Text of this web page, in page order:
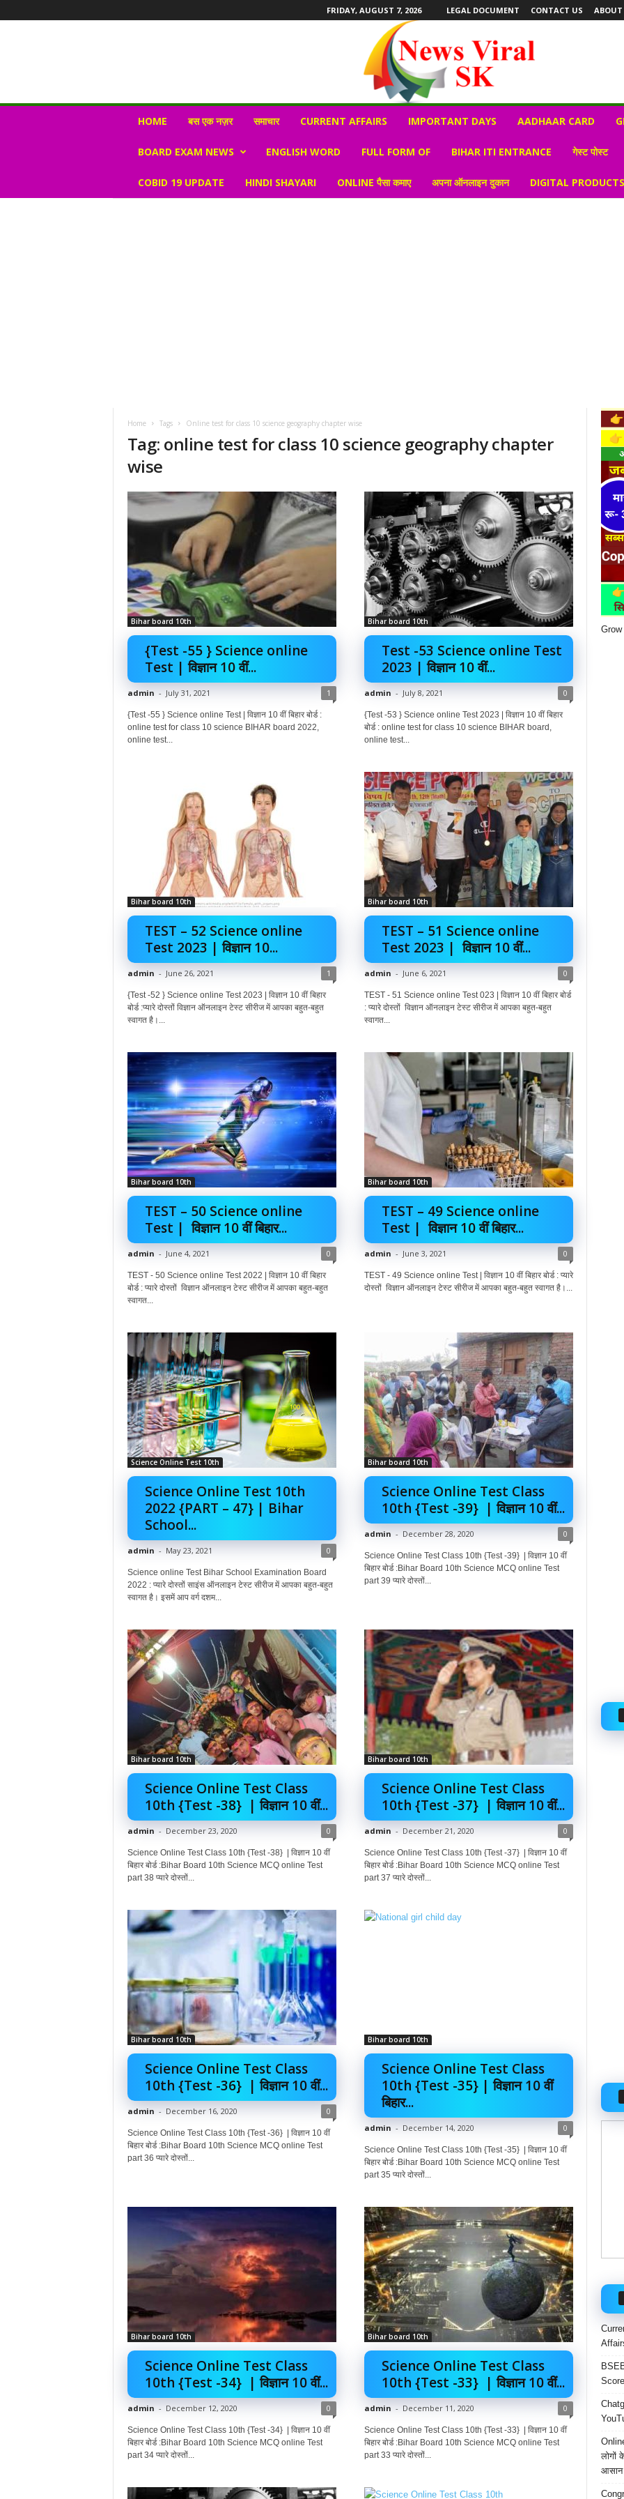
FRIDAY, AUGUST 7, 2026 LEGAL DOCUMENT CONTACT US ABOUT
r
HOME बस एक नज़र समाचार CURRENT AFFAIRS IMPORTANT DAYS AADHAAR CARD
BOARD EXAM NEWS ENGLISH WORD FULL FORM OF BIHAR ITI ENTRANCE गेस्ट पोस्ट
COBID 19 UPDATE HINDI SHAYARI ONLINE पैसा कमाए अपना ऑनलाइन दुकान DIGITAL
Home Tags Online test for class 10 science geography chapter wise
Tag: online test for class 10 science geography chapter
wise
Bihar board 10th
{Test -55 } Science online
Test | विज्ञान 10 वीं...
admin - July 31, 2021 1
{Test -55 } Science online Test | विज्ञान 10 वीं बिहार बोर्ड :
online test for class 10 science BIHAR board 2022,
online test...
Bihar board 10th
Test -53 Science online Test
2023 | विज्ञान 10 वीं...
admin - July 8, 2021 0
{Test -53 } Science online Test 2023 | विज्ञान 10 वीं बिहार
बोर्ड : online test for class 10 science BIHAR board,
online test...
Bihar board 10th
TEST – 52 Science online
Test 2023 | विज्ञान 10...
admin - June 26, 2021 1
{Test -52 } Science online Test 2023 | विज्ञान 10 वीं बिहार
बोर्ड :प्यारे दोस्तों विज्ञान ऑनलाइन टेस्ट सीरीज में आपका बहुत-बहुत
स्वागत है।...
Bihar board 10th
TEST – 51 Science online
Test 2023 | विज्ञान 10 वीं...
admin - June 6, 2021 0
TEST - 51 Science online Test 023 | विज्ञान 10 वीं बिहार बोर्ड
: प्यारे दोस्तों विज्ञान ऑनलाइन टेस्ट सीरीज में आपका बहुत-बहुत
स्वागत...
Bihar board 10th
TEST – 50 Science online
Test | विज्ञान 10 वीं बिहार...
admin - June 4, 2021 0
TEST - 50 Science online Test 2022 | विज्ञान 10 वीं बिहार
बोर्ड : प्यारे दोस्तों विज्ञान ऑनलाइन टेस्ट सीरीज में आपका बहुत-बहुत
स्वागत...
Bihar board 10th
TEST – 49 Science online
Test | विज्ञान 10 वीं बिहार...
admin - June 3, 2021 0
TEST - 49 Science online Test | विज्ञान 10 वीं बिहार बोर्ड : प्यारे
दोस्तों विज्ञान ऑनलाइन टेस्ट सीरीज में आपका बहुत-बहुत स्वागत है।...
Science Online Test 10th
Science Online Test 10th
2022 {PART – 47} | Bihar
School...
admin - May 23, 2021 0
Science online Test Bihar School Examination Board
2022 : प्यारे दोस्तों साइंस ऑनलाइन टेस्ट सीरीज में आपका बहुत-बहुत
स्वागत है। इसमें आप वर्ग दशम...
Bihar board 10th
Science Online Test Class
10th {Test -39} | विज्ञान 10 वीं...
admin - December 28, 2020 0
Science Online Test Class 10th {Test -39} | विज्ञान 10 वीं
बिहार बोर्ड :Bihar Board 10th Science MCQ online Test
part 39 प्यारे दोस्तों...
Bihar board 10th
Science Online Test Class
10th {Test -38} | विज्ञान 10 वीं...
admin - December 23, 2020 0
Science Online Test Class 10th {Test -38} | विज्ञान 10 वीं
बिहार बोर्ड :Bihar Board 10th Science MCQ online Test
part 38 प्यारे दोस्तों...
Bihar board 10th
Science Online Test Class
10th {Test -37} | विज्ञान 10 वीं...
admin - December 21, 2020 0
Science Online Test Class 10th {Test -37} | विज्ञान 10 वीं
बिहार बोर्ड :Bihar Board 10th Science MCQ online Test
part 37 प्यारे दोस्तों...
Bihar board 10th
Science Online Test Class
10th {Test -36} | विज्ञान 10 वीं...
admin - December 16, 2020 0
Science Online Test Class 10th {Test -36} | विज्ञान 10 वीं
बिहार बोर्ड :Bihar Board 10th Science MCQ online Test
part 36 प्यारे दोस्तों...
Bihar board 10th
Science Online Test Class
10th {Test -35} | विज्ञान 10 वीं
बिहार...
admin - December 14, 2020 0
Science Online Test Class 10th {Test -35} | विज्ञान 10 वीं
बिहार बोर्ड :Bihar Board 10th Science MCQ online Test
part 35 प्यारे दोस्तों...
Bihar board 10th
Science Online Test Class
10th {Test -34} | विज्ञान 10 वीं...
admin - December 12, 2020 0
Science Online Test Class 10th {Test -34} | विज्ञान 10 वीं
बिहार बोर्ड :Bihar Board 10th Science MCQ online Test
part 34 प्यारे दोस्तों...
Bihar board 10th
Science Online Test Class
10th {Test -33} | विज्ञान 10 वीं...
admin - December 11, 2020 0
Science Online Test Class 10th {Test -33} | विज्ञान 10 वीं
बिहार बोर्ड :Bihar Board 10th Science MCQ online Test
part 33 प्यारे दोस्तों...
लोगों
आसान